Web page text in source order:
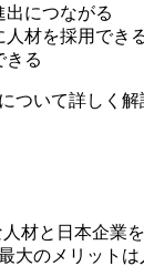
につながる
材を採用でき
きる
ついて詳しく解
材と日本企業
大のメリットは